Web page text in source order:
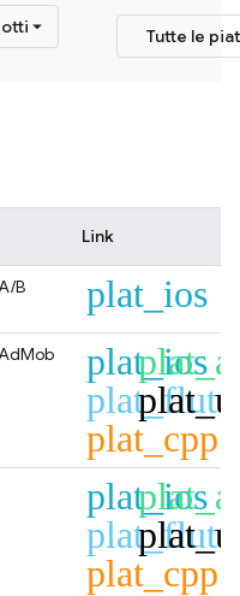
Tutte le
Link
B
plat_ios
plat_ios
plat_cpp
plat_ios
plat_cpp